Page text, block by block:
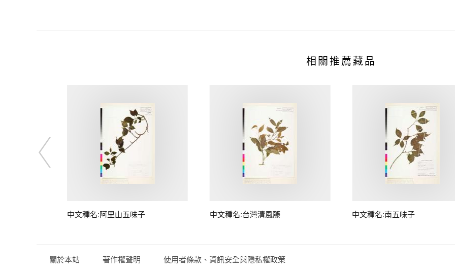
相關推薦藏品
中文種名:阿里山五味子 中文種名:台灣清風藤 中文種名:南五味子
關於本站 著作權聲明 使用者條款、資訊安全與隱私權政策